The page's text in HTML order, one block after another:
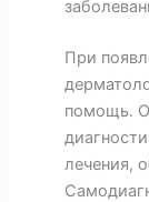
При
помощь.
лечения,